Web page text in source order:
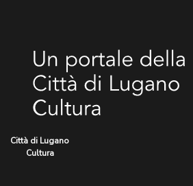
Città di Lugano
Cultura